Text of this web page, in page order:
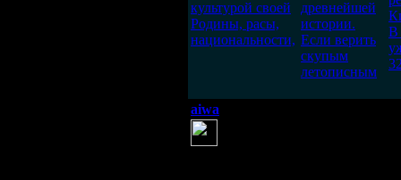
культурой своей
Родины, расы,
национальности,
древнейшей
истории.
Если верить
скупым
летописным
В
aiwa